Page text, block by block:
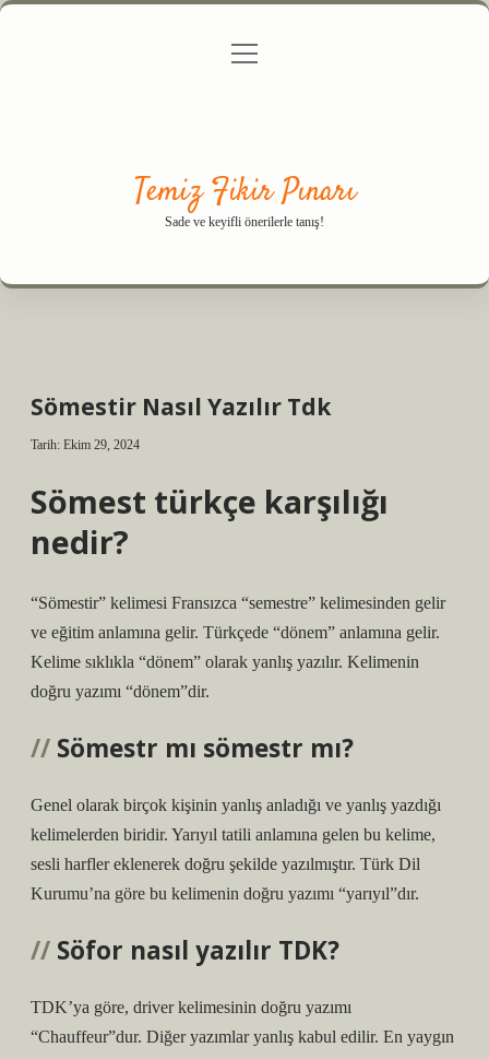
Gizlilik Politikası
menüyü
Temiz Fikir Pınarı
Sade ve keyifli önerilerle tanış!
Sömestir Nasıl Yazılır Tdk
Tarih: Ekim 29, 2024
Sömest türkçe karşılığı
nedir?
“Sömestir” kelimesi Fransızca “semestre” kelimesinden gelir
ve eğitim anlamına gelir. Türkçede “dönem” anlamına gelir.
Kelime sıklıkla “dönem” olarak yanlış yazılır. Kelimenin
doğru yazımı “dönem”dir.
Sömestr mı sömestr mı?
Genel olarak birçok kişinin yanlış anladığı ve yanlış yazdığı
kelimelerden biridir. Yarıyıl tatili anlamına gelen bu kelime,
sesli harfler eklenerek doğru şekilde yazılmıştır. Türk Dil
Kurumu’na göre bu kelimenin doğru yazımı “yarıyıl”dır.
Söfor nasıl yazılır TDK?
TDK’ya göre, driver kelimesinin doğru yazımı
“Chauffeur”dur. Diğer yazımlar yanlış kabul edilir. En yaygın